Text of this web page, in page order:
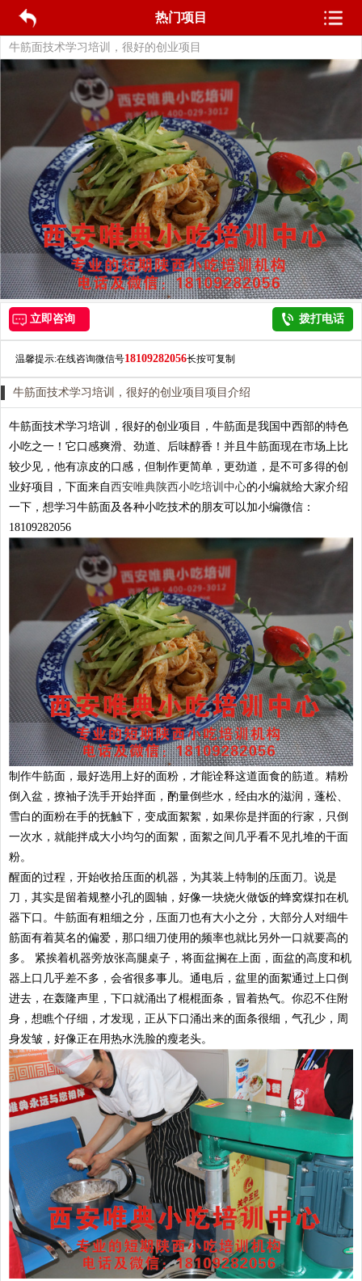
热门项目
牛筋面技术学习培训，很好的创业项目
立即咨询 拨打电话
温馨提示:在线咨询微信号18109282056长按可复制
牛筋面技术学习培训，很好的创业项目项目介绍
牛筋面技术学习培训，很好的创业项目，牛筋面是我国中西部的特色
小吃之一！它口感爽滑、劲道、后味醇香！并且牛筋面现在市场上比
较少见，他有凉皮的口感，但制作更简单，更劲道，是不可多得的创
业好项目，下面来自西安唯典陕西小吃培训中心的小编就给大家介绍
一下，想学习牛筋面及各种小吃技术的朋友可以加小编微信：
18109282056
制作牛筋面，最好选用上好的面粉，才能诠释这道面食的筋道。精粉
倒入盆，撩袖子洗手开始拌面，酌量倒些水，经由水的滋润，蓬松、
雪白的面粉在手的抚触下，变成面絮絮，如果你是拌面的行家，只倒
一次水，就能拌成大小均匀的面絮，面絮之间几乎看不见扎堆的干面
粉。
醒面的过程，开始收拾压面的机器，为其装上特制的压面刀。说是
刀，其实是留着规整小孔的圆轴，好像一块烧火做饭的蜂窝煤扣在机
器下口。牛筋面有粗细之分，压面刀也有大小之分，大部分人对细牛
筋面有着莫名的偏爱，那口细刀使用的频率也就比另外一口就要高的
多。 紧挨着机器旁放张高腿桌子，将面盆搁在上面，面盆的高度和机
器上口几乎差不多，会省很多事儿。通电后，盆里的面絮通过上口倒
进去，在轰隆声里，下口就涌出了棍棍面条，冒着热气。你忍不住附
身，想瞧个仔细，才发现，正从下口涌出来的面条很细，气孔少，周
身发皱，好像正在用热水洗脸的瘦老头。